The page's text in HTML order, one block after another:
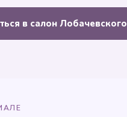
в салон Лобачевского